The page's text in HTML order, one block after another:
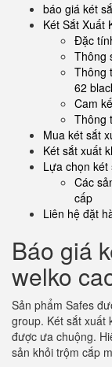
báo giá két
Két Sắt Xuất
Đặc
Thông
Thông
62
Cam
Thông
Mua két sắt
Két sắt xuất
Lựa chọn két
Các
cấp
Liên hệ đặt
Báo giá
welko
Sản phẩm Safes
group. Két sắt xuất
được ưa chuộng.
sản khỏi trộm cắp